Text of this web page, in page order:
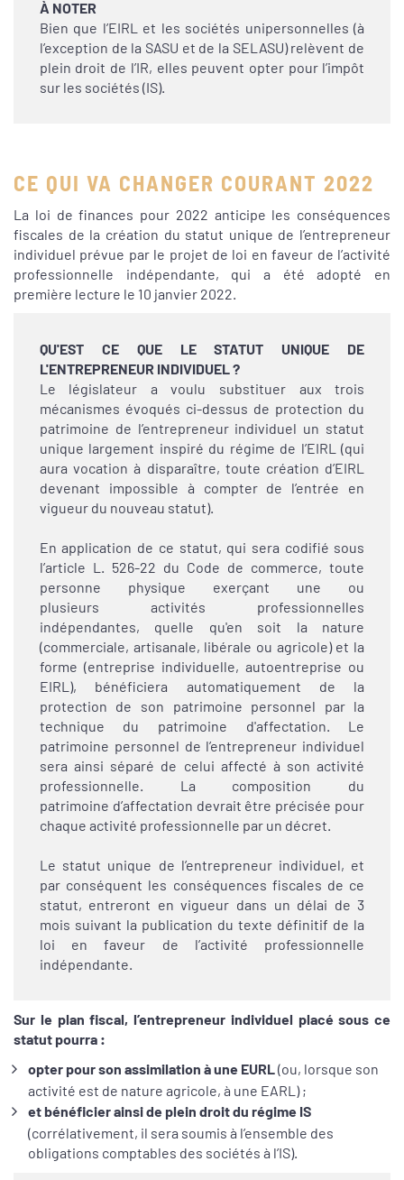
À NOTER
Bien que l’EIRL et les sociétés unipersonnelles (à
l’exception de la SASU et de la SELASU) relèvent de
plein droit de l’IR, elles peuvent opter pour l’impôt
sur les sociétés (IS).
CE QUI VA CHANGER COURANT 2022
La loi de finances pour 2022 anticipe les conséquences
fiscales de la création du statut unique de l’entrepreneur
individuel prévue par le projet de loi en faveur de l’activité
professionnelle indépendante, qui a été adopté en
première lecture le 10 janvier 2022.
QU'EST CE QUE LE STATUT UNIQUE DE
L'ENTREPRENEUR INDIVIDUEL ?
Le législateur a voulu substituer aux trois
mécanismes évoqués ci-dessus de protection du
patrimoine de l’entrepreneur individuel un statut
unique largement inspiré du régime de l’EIRL (qui
aura vocation à disparaître, toute création d’EIRL
devenant impossible à compter de l’entrée en
vigueur du nouveau statut).
En application de ce statut, qui sera codifié sous
l’article L. 526-22 du Code de commerce, toute
personne physique exerçant une ou
plusieurs activités professionnelles
indépendantes, quelle qu'en soit la nature
(commerciale, artisanale, libérale ou agricole) et la
forme (entreprise individuelle, autoentreprise ou
EIRL), bénéficiera automatiquement de la
protection de son patrimoine personnel par la
technique du patrimoine d'affectation. Le
patrimoine personnel de l’entrepreneur individuel
sera ainsi séparé de celui affecté à son activité
professionnelle. La composition du
patrimoine d’affectation devrait être précisée pour
chaque activité professionnelle par un décret.
Le statut unique de l’entrepreneur individuel, et
par conséquent les conséquences fiscales de ce
statut, entreront en vigueur dans un délai de 3
mois suivant la publication du texte définitif de la
loi en faveur de l’activité professionnelle
indépendante.
Sur le plan fiscal, l’entrepreneur individuel placé sous ce
statut pourra :
opter pour son assimilation à une EURL(ou, lorsque son
activité est de nature agricole, à une EARL) ;
et bénéficier ainsi de plein droit du régime IS
(corrélativement, il sera soumis à l’ensemble des
obligations comptables des sociétés à l’IS).